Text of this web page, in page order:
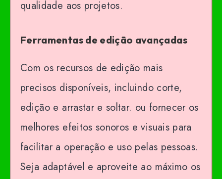
qualidade aos projetos.
Ferramentas de edição avançadas
Com os recursos de edição mais
precisos disponíveis, incluindo corte,
edição e arrastar e soltar. ou fornecer os
melhores efeitos sonoros e visuais para
facilitar a operação e uso pelas pessoas.
Seja adaptável e aproveite ao máximo os